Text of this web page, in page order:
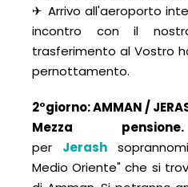
✈ Arrivo all'aeroporto
incontro con il
trasferimento al Vostro
pernottamento.
2°giorno: AMMAN /
Mezza
per Jerash
Medio Oriente" che si